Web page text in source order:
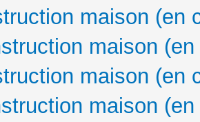
maison (en
maison
maison (en
maison